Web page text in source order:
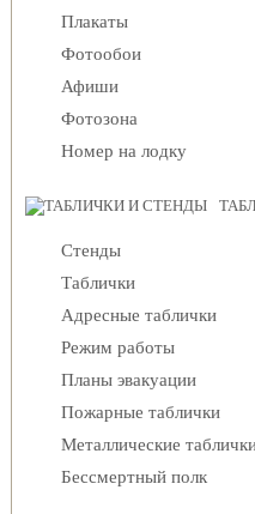
Плакаты
Фотообои
Афиши
Фотозона
Номер на лодку
Стенды
Таблички
Адресные таблички
Режим работы
Планы эвакуации
Пожарные таблички
Металлические
Бессмертный полк